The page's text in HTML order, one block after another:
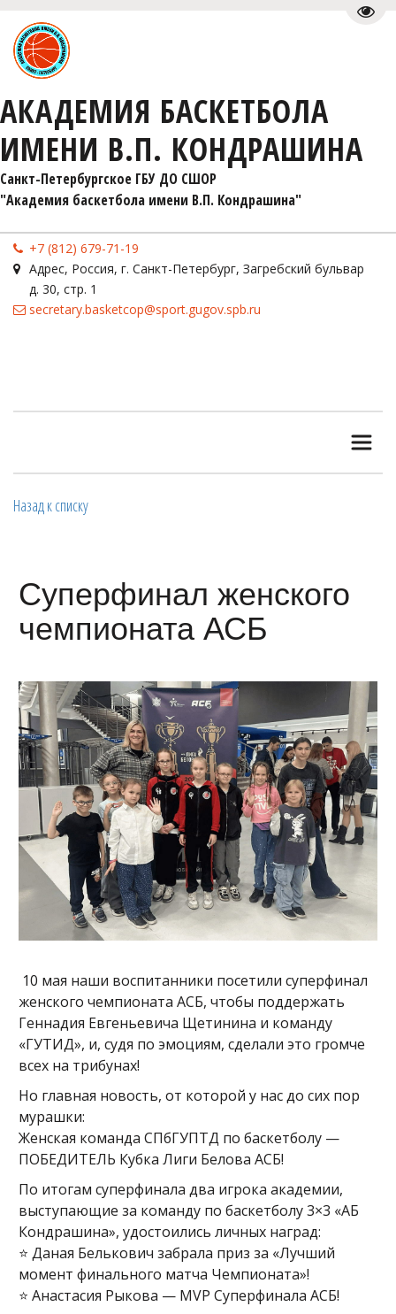
АКАДЕМИЯ БАСКЕТБОЛА
ИМЕНИ В.П. КОНДРАШИНА
Санкт-Петербургское ГБУ ДО СШОР
"Академия баскетбола имени В.П. Кондрашина"
+7 (812) 679-71-19
Адрес, Россия, г. Санкт-Петербург, Загребский бульвар
д. 30, стр. 1
secretary.basketcop@sport.gugov.spb.ru
Назад к списку
Суперфинал женского
чемпионата АСБ
10 мая наши воспитанники посетили суперфинал
женского чемпионата АСБ, чтобы поддержать
Геннадия Евгеньевича Щетинина и команду
«ГУТИД», и, судя по эмоциям, сделали это громче
всех на трибунах!
Но главная новость, от которой у нас до сих пор
мурашки:
Женская команда СПбГУПТД по баскетболу —
ПОБЕДИТЕЛЬ Кубка Лиги Белова АСБ!
По итогам суперфинала два игрока академии,
выступающие за команду по баскетболу 3×3 «АБ
Кондрашина», удостоились личных наград:
⭐ Даная Белькович забрала приз за «Лучший
момент финального матча Чемпионата»!
⭐ Анастасия Рыкова — MVP Суперфинала АСБ!